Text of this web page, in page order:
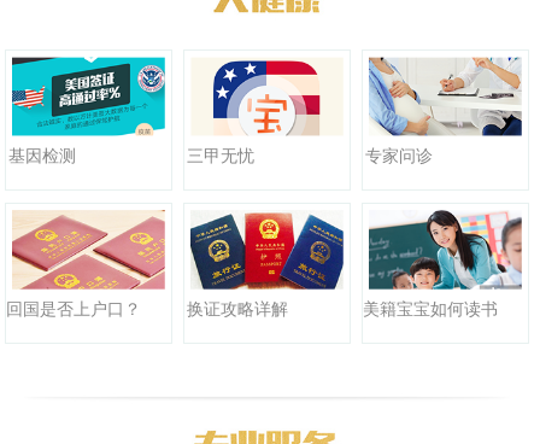
基因检测 三甲无忧 专家问诊
回国是否上户口？ 换证攻略详解 美籍宝宝如何读书